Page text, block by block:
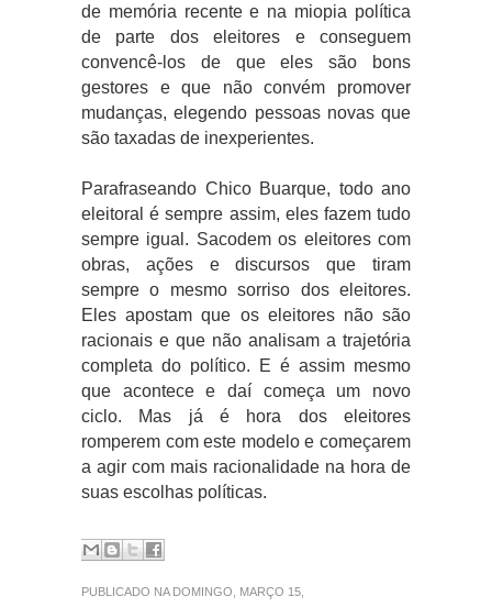
de memória recente e na miopia política
de parte dos eleitores e conseguem
convencê-los de que eles são bons
gestores e que não convém promover
mudanças, elegendo pessoas novas que
são taxadas de inexperientes.
Parafraseando Chico Buarque, todo ano
eleitoral é sempre assim, eles fazem tudo
sempre igual. Sacodem os eleitores com
obras, ações e discursos que tiram
sempre o mesmo sorriso dos eleitores.
Eles apostam que os eleitores não são
racionais e que não analisam a trajetória
completa do político. E é assim mesmo
que acontece e daí começa um novo
ciclo. Mas já é hora dos eleitores
romperem com este modelo e começarem
a agir com mais racionalidade na hora de
suas escolhas políticas.
PUBLICADO NA DOMINGO, MARÇO 15,